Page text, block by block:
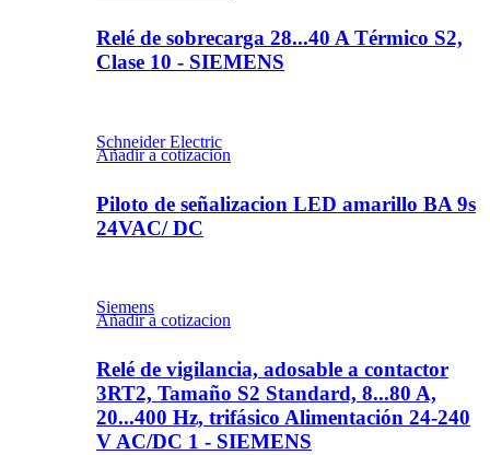
Relé de sobrecarga 28...40 A Térmico S2,
Clase 10 - SIEMENS
Schneider Electric
Añadir a cotizacion
Piloto de señalizacion LED amarillo BA 9s
24VAC/ DC
Siemens
Añadir a cotizacion
Relé de vigilancia, adosable a contactor
3RT2, Tamaño S2 Standard, 8...80 A,
20...400 Hz, trifásico Alimentación 24-240
V AC/DC 1 - SIEMENS